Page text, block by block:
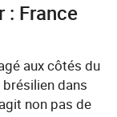
: France
aux côtés du
dans
non pas de